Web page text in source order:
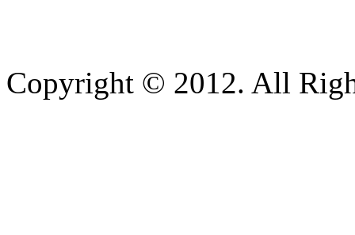
Copyright © 2012. All